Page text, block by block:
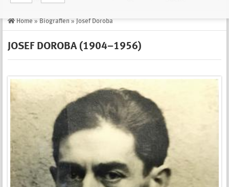
Home » Biografien » Josef Doroba
JOSEF DOROBA (1904–1956)